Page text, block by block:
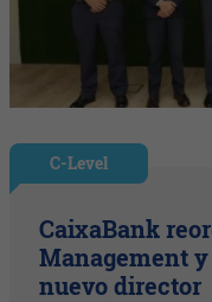
C-Level
CaixaBank
Management
nuevo director